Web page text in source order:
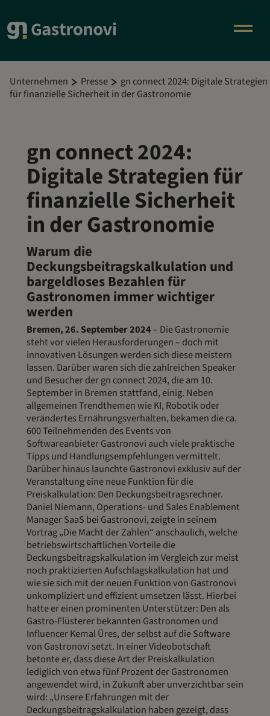
Unternehmen Presse
gn connect 2024: Digitale Strategien
für finanzielle Sicherheit in der Gastronomie
gn connect 2024:
Digitale Strategien für
finanzielle Sicherheit
in der Gastronomie
Warum die
Deckungsbeitragskalkulation und
bargeldloses Bezahlen für
Gastronomen immer wichtiger
werden
Bremen, 26. September 2024 – Die Gastronomie
steht vor vielen Herausforderungen – doch mit
innovativen Lösungen werden sich diese meistern
lassen. Darüber waren sich die zahlreichen Speaker
und Besucher der gn connect 2024, die am 10.
September in Bremen stattfand, einig. Neben
allgemeinen Trendthemen wie KI, Robotik oder
verändertes Ernährungsverhalten, bekamen die ca.
600 Teilnehmenden des Events von
Softwareanbieter Gastronovi auch viele praktische
Tipps und Handlungsempfehlungen vermittelt.
Darüber hinaus launchte Gastronovi exklusiv auf der
Veranstaltung eine neue Funktion für die
Preiskalkulation: Den Deckungsbeitragsrechner.
Daniel Niemann, Operations- und Sales Enablement
Manager SaaS bei Gastronovi, zeigte in seinem
Vortrag „Die Macht der Zahlen“ anschaulich, welche
betriebswirtschaftlichen Vorteile die
Deckungsbeitragskalkulation im Vergleich zur meist
noch praktizierten Aufschlagskalkulation hat und
wie sie sich mit der neuen Funktion von Gastronovi
unkompliziert und effizient umsetzen lässt. Hierbei
hatte er einen prominenten Unterstützer: Den als
Gastro-Flüsterer bekannten Gastronomen und
Influencer Kemal Üres, der selbst auf die Software
von Gastronovi setzt. In einer Videobotschaft
betonte er, dass diese Art der Preiskalkulation
lediglich von etwa fünf Prozent der Gastronomen
angewendet wird, in Zukunft aber unverzichtbar sein
wird: „Unsere Erfahrungen mit der
Deckungsbeitragskalkulation haben gezeigt, dass